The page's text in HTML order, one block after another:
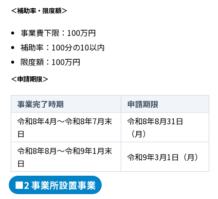
＜補助率・限度額＞
事業費下限：100万円
補助率：100分の10以内
限度額：100万円
＜申請期限＞
事業完了時期
申請期限
令和8年4月～令和8年7月末
日
令和8年8月31日
（月）
令和8年8月～令和9年1月末
日
令和9年3月1日（月）
■2 事業所設置事業